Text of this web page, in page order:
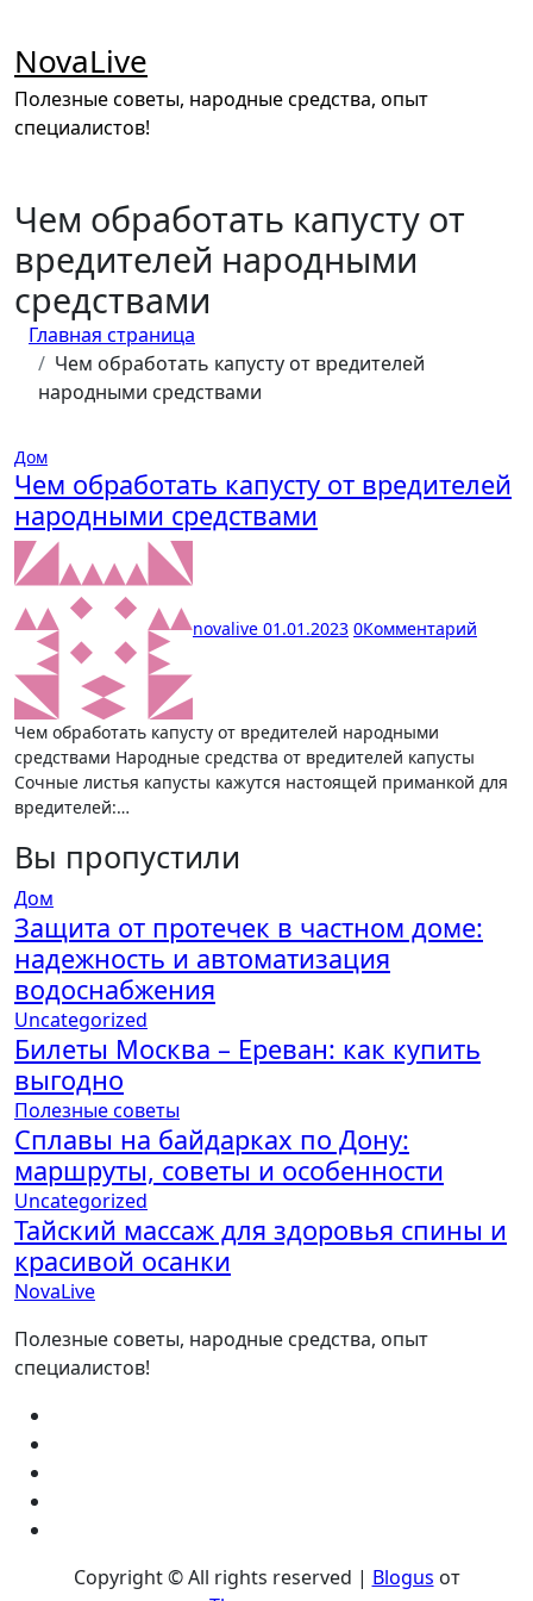
содержимому
NovaLive
Полезные советы, народные средства, опыт
специалистов!
Чем обработать капусту от
вредителей народными
средствами
Главная страница
Чем обработать капусту от вредителей
народными средствами
Дом
Чем обработать капусту от вредителей
народными средствами
novalive 01.01.2023 0Комментарий
Чем обработать капусту от вредителей народными
средствами Народные средства от вредителей капусты
Сочные листья капусты кажутся настоящей приманкой для
вредителей:…
Вы пропустили
Дом
Защита от протечек в частном доме:
надежность и автоматизация
водоснабжения
Uncategorized
Билеты Москва – Ереван: как купить
выгодно
Полезные советы
Сплавы на байдарках по Дону:
маршруты, советы и особенности
Uncategorized
Тайский массаж для здоровья спины и
красивой осанки
NovaLive
Полезные советы, народные средства, опыт
специалистов!
Copyright © All rights reserved | Blogus от